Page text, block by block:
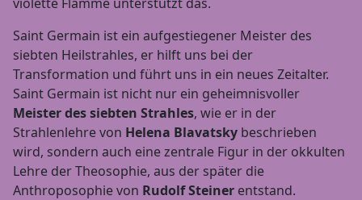
Saint Germain ist ein aufgestiegener Meister des
siebten Heilstrahles, er hilft uns bei der
Transformation und führt uns in ein neues Zeitalter.
Saint Germain ist nicht nur ein geheimnisvoller
Meister des siebten Strahles, wie er in der
Strahlenlehre von Helena Blavatsky beschrieben
wird, sondern auch eine zentrale Figur in der okkulten
Lehre der Theosophie, aus der später die
Anthroposophie von Rudolf Steiner entstand.